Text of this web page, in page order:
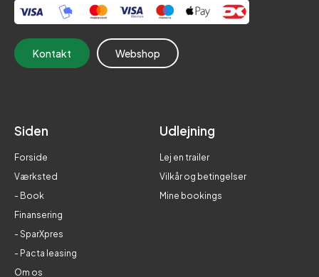
Kontakt Webshop
Siden
Forside
Værksted
- Book
Finansering
- SparXpres
- Pacta leasing
Om os
Udlejning
Lej en trailer
Vilkår og betingelser
Mine bookings